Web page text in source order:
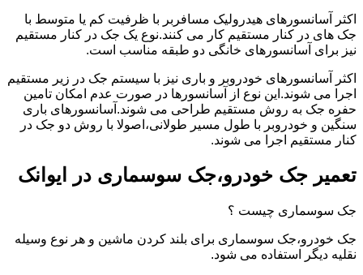
اکثر آسانسورهای هیدرولیک مسافربر با ظرفیت کم یا متوسط با
جک های در کنار مستقیم کار می کنند.نوع یک جک در کنار مستقیم
نیز برای آسانسورهای خانگی دو طبقه مناسب است.
اکثر آسانسورهای خودروبر و باری نیز با سیستم جک در زیر مستقیم
اجرا می شوند.این نوع از آسانسورها در صورت عدم امکان تامین
حفره جک به روش مستقیم طراحی می شوند.آسانسورهای باری
سنگین و خودروبر با طول مسیر طولانی،اصولا با روش دو جک در
کنار مستقیم اجرا می شوند.
تعمیر جک خودرو،جک سوسماری در ایوانک
جک سوسماری چیست ؟
جک خودرو،جک سوسماری برای بلند کردن ماشین و هر نوع وسیله
نقلیه دیگر استفاده می شود.